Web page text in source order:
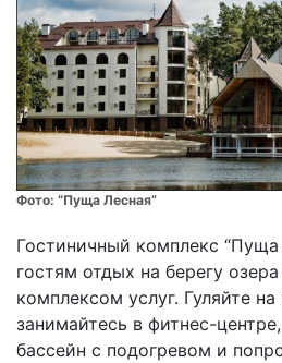
Фото: “Пуща Лесная”
Гостиничный комплекс “Пуща
гостям отдых на берегу
комплексом услуг. Гуляйте
занимайтесь в фитнес-
бассейн с подогревом и